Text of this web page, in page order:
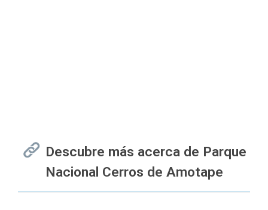
Descubre más acerca de Parque
Nacional Cerros de Amotape